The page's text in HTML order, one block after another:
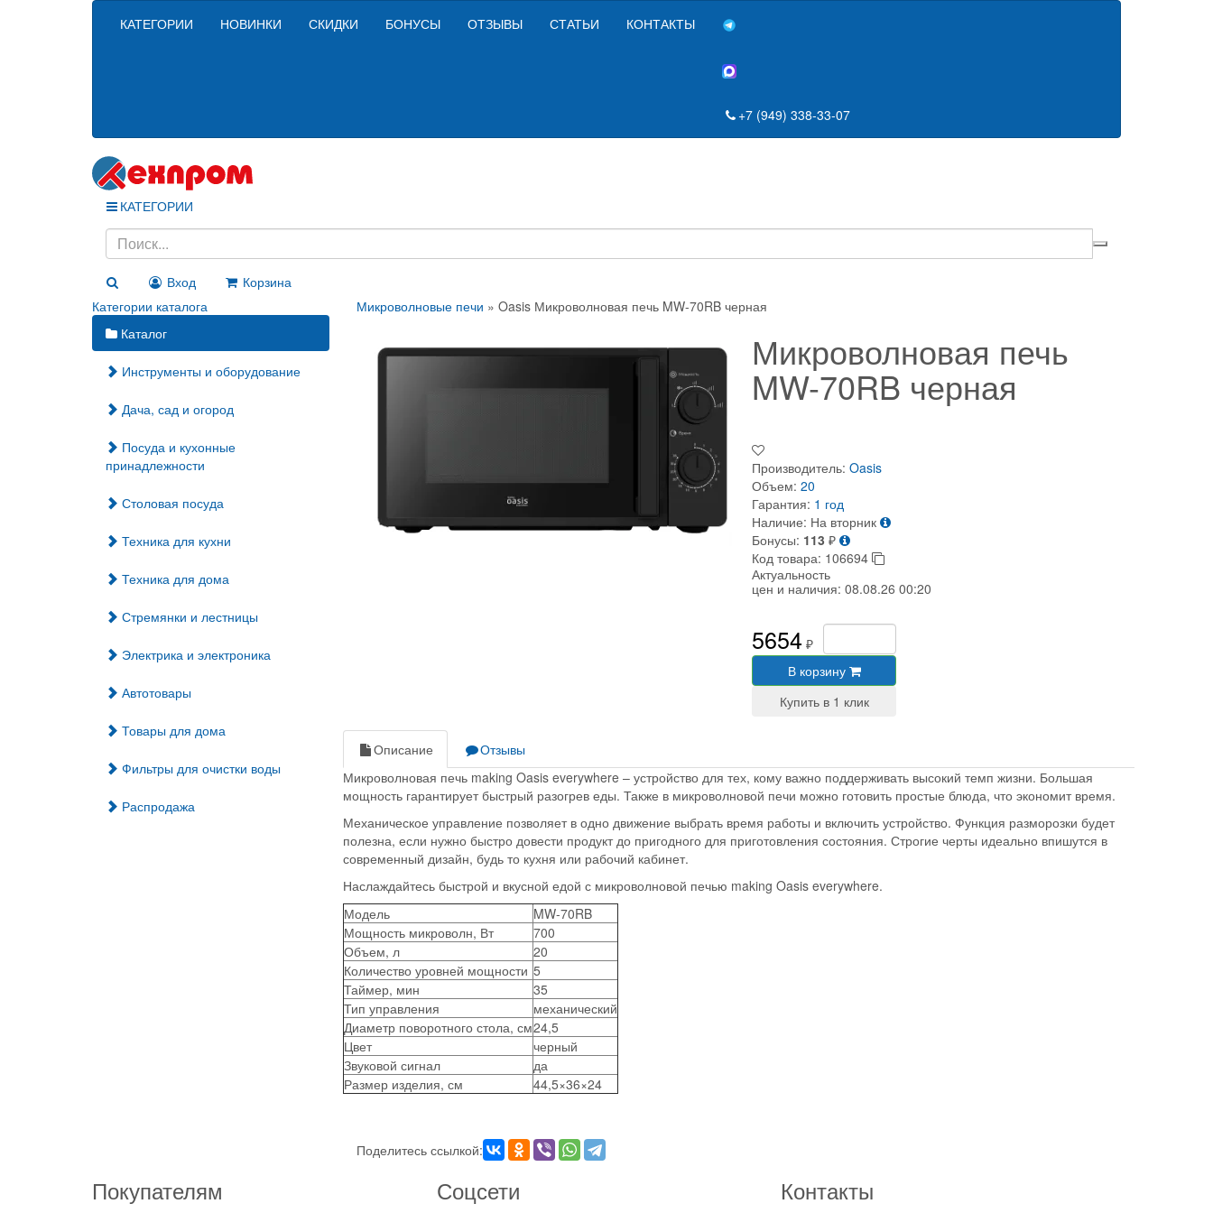
КАТЕГОРИИ НОВИНКИ СКИДКИ БОНУСЫ ОТЗЫВЫ СТАТЬИ КОНТАКТЫ
+7 (949) 338-33-07
КАТЕГОРИИ
Вход
Корзина
Категории каталога
Каталог
Инструменты и оборудование
Дача, сад и огород
Посуда и кухонные
принадлежности
Столовая посуда
Техника для кухни
Техника для дома
Стремянки и лестницы
Электрика и электроника
Автотовары
Товары для дома
Фильтры для очистки воды
Распродажа
Микроволновые печи » Oasis Микроволновая печь MW-70RB черная
Микроволновая печь
MW-70RB черная
Производитель: Oasis
Объем: 20
Гарантия: 1 год
Наличие: На вторник
Бонусы: 113 ₽
Код товара: 106694
Актуальность
цен и наличия: 08.08.26 00:20
5654 ₽
В корзину
Описание
Отзывы
Микроволновая печь making Oasis everywhere– устройство для тех, кому важно поддерживать высокий темп жизни. Большая
мощностьгарантирует быстрый разогрев еды. Также в микроволновой печи можно готовить простые блюда, что экономит время.
Механическое управление позволяет в одно движение выбрать время работы и включить устройство. Функция разморозки будет
полезна, если нужно быстро довести продукт до пригодного для приготовления состояния. Строгие черты идеально впишутся в
современный дизайн, будь то кухня или рабочий кабинет.
Наслаждайтесь быстрой и вкусной едой с микроволновой печью making Oasis everywhere.
Модель
MW-70RB
Мощность микроволн, Вт
700
Объем, л
20
Количество уровней мощности 5
Таймер, мин
35
Тип управления
механический
Диаметр поворотного стола, см24,5
Цвет
черный
Звуковой сигнал
да
Размер изделия, см
44,5×36×24
Поделитесь ссылкой:
Покупателям Соцсети Контакты